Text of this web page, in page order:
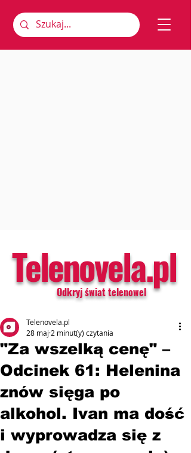
Telenovela.pl
Odkryj świat telenowel
"Za wszelką cenę" –
Odcinek 61: Helenina
znów sięga po
alkohol. Ivan ma dość
i wyprowadza się z
Telenovela.pl
28 maj 2 minut(y) czytania